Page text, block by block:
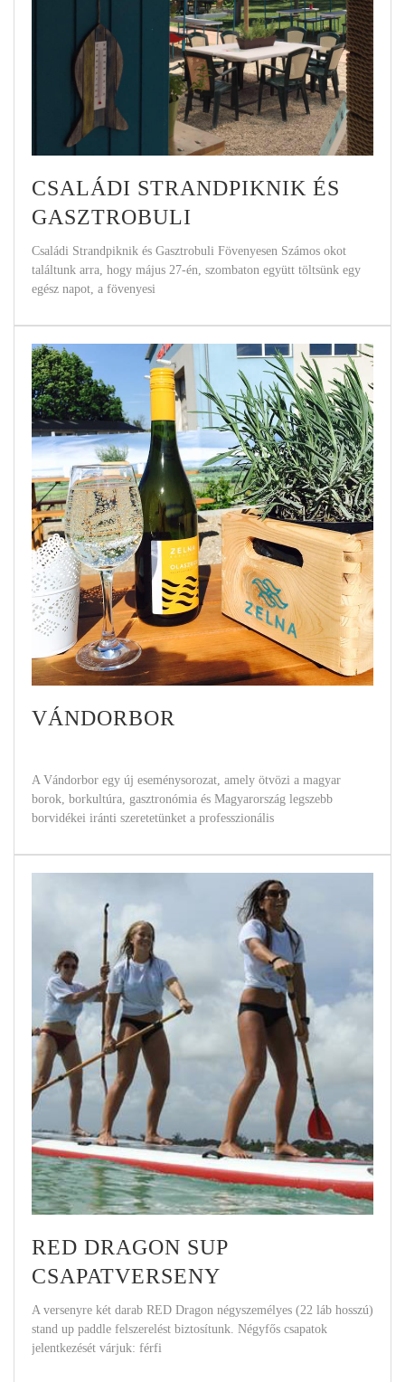
CSALÁDI STRANDPIKNIK ÉS
GASZTROBULI
Családi Strandpiknik és Gasztrobuli Fövenyesen Számos okot
találtunk arra, hogy május 27-én, szombaton együtt töltsünk egy
egész napot, a fövenyesi
VÁNDORBOR
A Vándorbor egy új eseménysorozat, amely ötvözi a magyar
borok, borkultúra, gasztronómia és Magyarország legszebb
borvidékei iránti szeretetünket a professzionális
RED DRAGON SUP
CSAPATVERSENY
A versenyre két darab RED Dragon négyszemélyes (22 láb hosszú)
stand up paddle felszerelést biztosítunk. Négyfős csapatok
jelentkezését várjuk: férfi